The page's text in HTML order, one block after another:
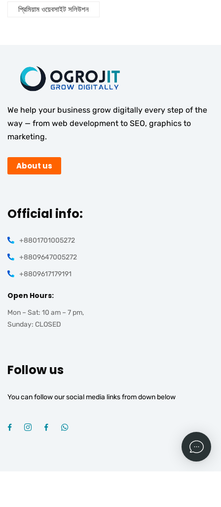
প্রিমিয়াম ওয়েবসাইট সলিউশন
We help your business grow digitally every step of the
way — from web development to SEO, graphics to
marketing.
About us
Official info:
+8801701005272
+8809647005272
+8809617179191
Open Hours:
Mon – Sat: 10 am – 7 pm,
Sunday: CLOSED
Follow us
You can follow our social media links from down below